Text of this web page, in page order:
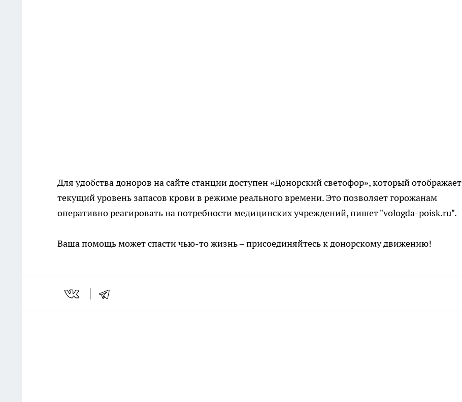
Для удобства доноров на сайте станции доступен «Донорский светофор», который отображает
текущий уровень запасов крови в режиме реального времени. Это позволяет горожанам
оперативно реагировать на потребности медицинских учреждений, пишет "vologda-poisk.ru".
Ваша помощь может спасти чью-то жизнь – присоединяйтесь к донорскому движению!